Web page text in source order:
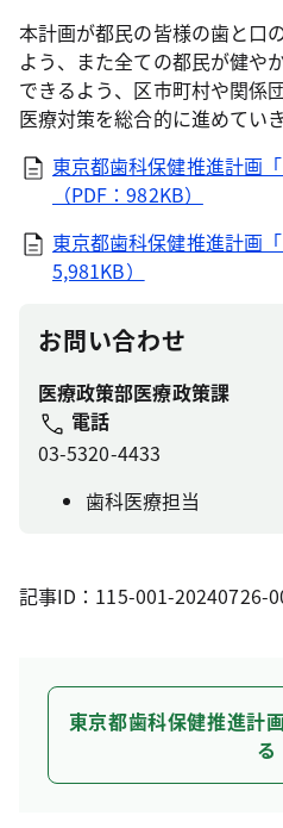
本計画が都民の皆様の歯と口
よう、また全ての都民が健や
できるよう、区市町村や関係
医療対策を総合的に進めていき
東京都歯科保健推進計画
（PDF：982KB）
東京都歯科保健推進計画
5,981KB）
お問い合わせ
医療政策部医療政策課
電話
03-5320-4433
歯科医療担当
記事ID：115-001-20240726-
東京都歯科保健推進計
る